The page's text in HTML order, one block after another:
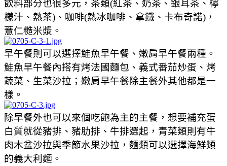
飲料部分也很多元，茶類(紅茶、奶茶、銀耳茶、檸
檬汁、熱茶)、咖啡(熱冰咖啡、拿鐵、卡布奇諾)，
薏仁糙米漿。
早午餐則可以選擇鮭魚早午餐、嫩肩早午餐兩種。
鮭魚早午餐內搭有烤法國麵包、義式番茄炒蛋、烤
蔬菜、生菜沙拉；嫩肩早午餐除主餐外其他都是一
樣。
除早餐外也可以來個吃飽為主的主餐，想要補充蛋
白質就從豬排、豬肋排、牛排選起，青菜類則有牛
肉木盆沙拉與季節水果沙拉，麵類可以選擇海鮮類
的義大利麵。